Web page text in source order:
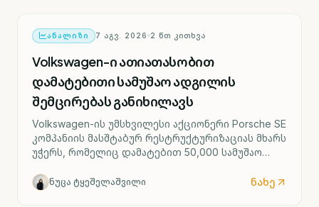
ᲐᲜᲐᲚᲘᲖᲘ 7 ᲐᲒᲕ. 2026 2 ᲬᲗ ᲙᲘᲗᲮᲕᲐ
Volkswagen-ი ათიათასობით
დამატებითი სამუშაო ადგილის
შემცირებას განიხილავს
Volkswagen-ის უმსხვილესი აქციონერი Porsche SE
კომპანიის მასშტაბურ რესტრუქტურიზაციას მხარს
უჭერს, რომელიც დამატებით 50,000 სამუშაო
ქარხნის შესაძლო დახურვას ითვალისწინებს.
ნუცა ტყეშელაშვილი ნახე